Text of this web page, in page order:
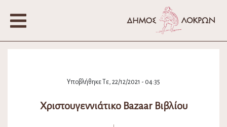
Υποβλήθηκε Τε, 22/12/2021 - 04:35
Χριστουγεννιάτικο Bazaar Βιβλίου